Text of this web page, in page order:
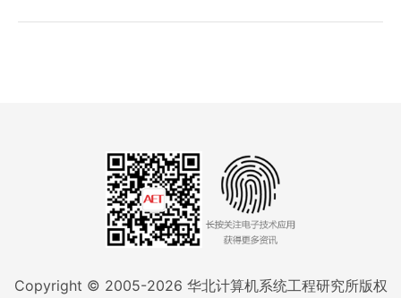
Copyright © 2005-2026 华北计算机系统工程研究所版权